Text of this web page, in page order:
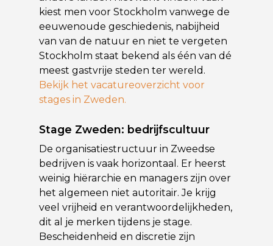
kiest men voor Stockholm vanwege de
eeuwenoude geschiedenis, nabijheid
van van de natuur en niet te vergeten
Stockholm staat bekend als één van dé
meest gastvrije steden ter wereld.
Bekijk het vacatureoverzicht voor
stages in Zweden.
Stage Zweden: bedrijfscultuur
De organisatiestructuur in Zweedse
bedrijven is vaak horizontaal. Er heerst
weinig hiërarchie en managers zijn over
het algemeen niet autoritair. Je krijg
veel vrijheid en verantwoordelijkheden,
dit al je merken tijdens je stage.
Bescheidenheid en discretie zijn